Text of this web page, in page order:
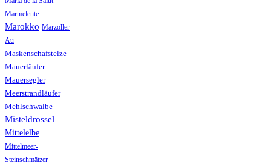
Marmelente
Marokko Marzoller
Au
Maskenschafstelze
Mauerläufer
Mauersegler
Meerstrandläufer
Mehlschwalbe
Misteldrossel
Mittelelbe
Mittelmeer-
Steinschmätzer